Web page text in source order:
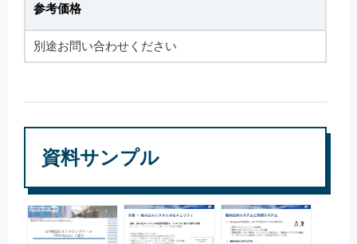
参考価格
別途お問い合わせください
資料サンプル